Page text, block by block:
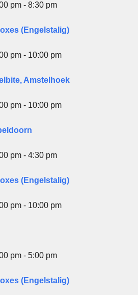
pm - 8:30 pm
(Engelstalig)
pm - 10:00 pm
Amstelhoek
pm - 10:00 pm
pm - 4:30 pm
(Engelstalig)
pm - 10:00 pm
pm - 5:00 pm
(Engelstalig)